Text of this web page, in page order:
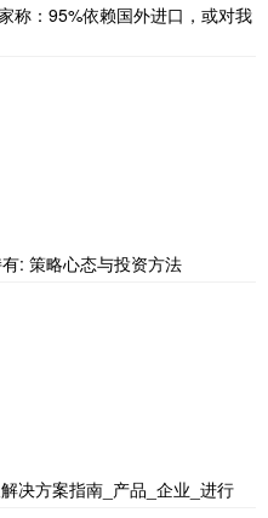
称：95%依赖国外进口，或对我
: 策略心态与投资方法
决方案指南_产品_企业_进行